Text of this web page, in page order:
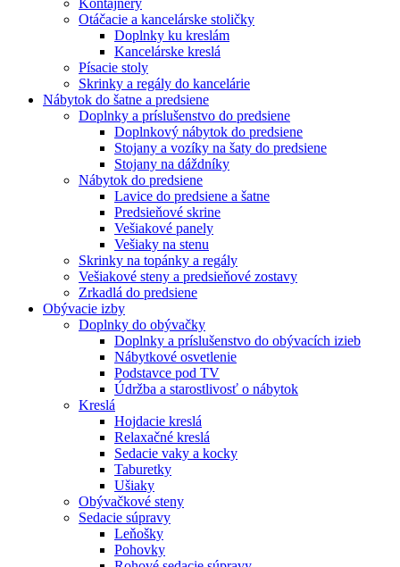
Otáčacie a kancelárske stoličky
Doplnky ku kreslám
Kancelárske kreslá
Písacie stoly
Skrinky a regály do kancelárie
Nábytok do šatne a predsiene
Doplnky a príslušenstvo do predsiene
Doplnkový nábytok do predsiene
Stojany a vozíky na šaty do predsiene
Stojany na dáždníky
Nábytok do predsiene
Lavice do predsiene a šatne
Predsieňové skrine
Vešiakové panely
Vešiaky na stenu
Skrinky na topánky a regály
Vešiakové steny a predsieňové zostavy
Zrkadlá do predsiene
Obývacie izby
Doplnky do obývačky
Doplnky a príslušenstvo do obývacích izieb
Nábytkové osvetlenie
Podstavce pod TV
Údržba a starostlivosť o nábytok
Kreslá
Hojdacie kreslá
Relaxačné kreslá
Sedacie vaky a kocky
Taburetky
Ušiaky
Obývačkové steny
Sedacie súpravy
Leňošky
Pohovky